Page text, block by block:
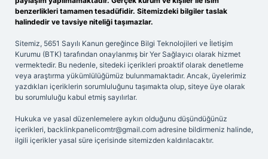
benzerlikleri tamamen tesadüfidir. Sitemizdeki bilgiler taslak
halindedir ve tavsiye niteliği taşımazlar.
Sitemiz, 5651 Sayılı Kanun gereğince Bilgi Teknolojileri ve İletişim
Kurumu (BTK) tarafından onaylanmış bir Yer Sağlayıcı olarak hizmet
vermektedir. Bu nedenle, sitedeki içerikleri proaktif olarak denetleme
veya araştırma yükümlülüğümüz bulunmamaktadır. Ancak, üyelerimiz
yazdıkları içeriklerin sorumluluğunu taşımakta olup, siteye üye olarak
bu sorumluluğu kabul etmiş sayılırlar.
Hukuka ve yasal düzenlemelere aykırı olduğunu düşündüğünüz
içerikleri, backlinkpanelicomtr@gmail.com adresine bildirmeniz halinde,
ilgili içerikler yasal süre içerisinde sitemizden kaldırılacaktır.